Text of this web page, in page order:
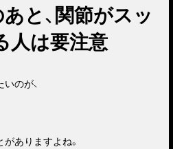
と、関節がスッ
人は要注意
のが、
ありますよね。